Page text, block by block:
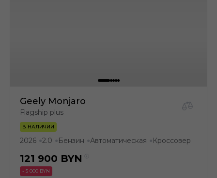
Geely Monjaro
Flagship plus
В НАЛИЧИИ
2026 ●2.0 ● Бензин ●Автоматическая ● Кроссовер
121 900 BYN
- 5 000 BYN